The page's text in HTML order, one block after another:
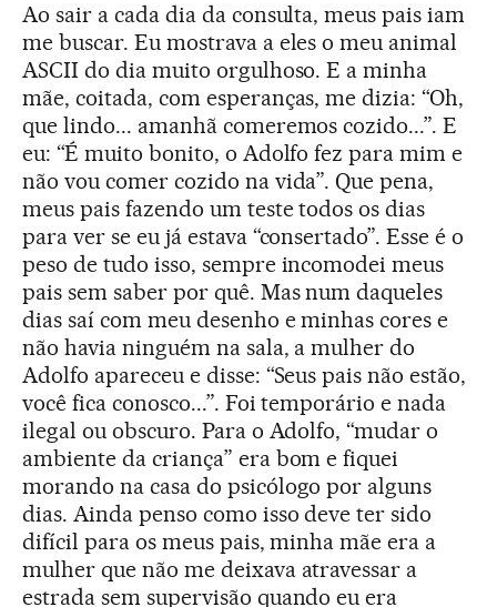
Ao sair a cada dia da consulta, meus pais iam
me buscar. Eu mostrava a eles o meu animal
ASCII do dia muito orgulhoso. E a minha
mãe, coitada, com esperanças, me dizia: “Oh,
que lindo... amanhã comeremos cozido...”. E
eu: “É muito bonito, o Adolfo fez para mim e
não vou comer cozido na vida”. Que pena,
meus pais fazendo um teste todos os dias
para ver se eu já estava “consertado”. Esse é o
peso de tudo isso, sempre incomodei meus
pais sem saber por quê. Mas num daqueles
dias saí com meu desenho e minhas cores e
não havia ninguém na sala, a mulher do
Adolfo apareceu e disse: “Seus pais não estão,
você fica conosco...”. Foi temporário e nada
ilegal ou obscuro. Para o Adolfo, “mudar o
ambiente da criança” era bom e fiquei
morando na casa do psicólogo por alguns
dias. Ainda penso como isso deve ter sido
difícil para os meus pais, minha mãe era a
mulher que não me deixava atravessar a
estrada sem supervisão quando eu era